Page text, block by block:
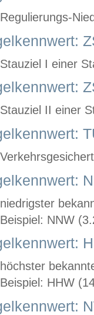
Regulierungs-
Stauziel I einer
Stauziel II einer
niedrigster
Beispiel: NNW
höchster
Beispiel: HHW